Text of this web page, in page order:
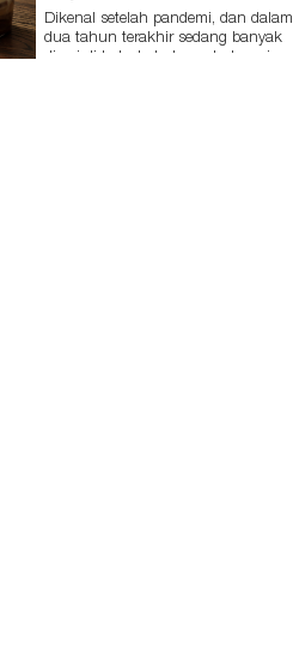
Dikenal setelah pandemi, dan dalam
dua tahun terakhir sedang banyak
dicari di kota-kota besar Indonesia.